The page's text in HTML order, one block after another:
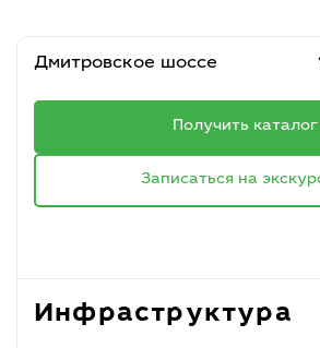
Дмитровское шоссе
Получить каталог
Записаться на
Инфраструктура